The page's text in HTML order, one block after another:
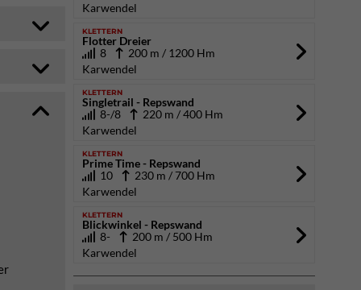
Karwendel
KLETTERN
Flotter Dreier
8
200 m / 1200 Hm
Karwendel
KLETTERN
Singletrail - Repswand
8-/8
220 m / 400 Hm
Karwendel
KLETTERN
Prime Time - Repswand
10
230 m / 700 Hm
Karwendel
KLETTERN
Blickwinkel - Repswand
8-
200 m / 500 Hm
Karwendel